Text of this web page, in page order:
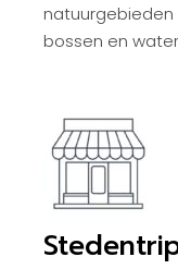
bossen en